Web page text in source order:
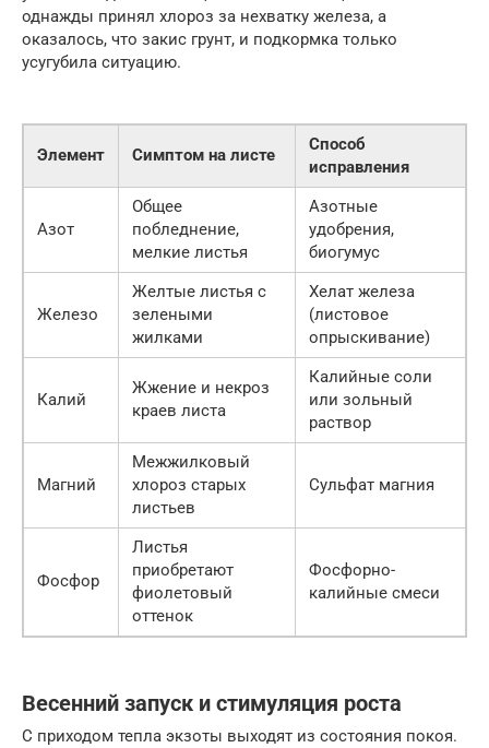
однажды принял хлороз за нехватку железа, а
оказалось, что закис грунт, и подкормка только
усугубила ситуацию.
Элемент Симптом на листе
Способ
исправления
Азот
Общее
побледнение,
мелкие листья
Азотные
удобрения,
биогумус
Железо
Желтые листья с
зелеными
жилками
Хелат железа
(листовое
опрыскивание)
Калий
Жжение и некроз
краев листа
Калийные соли
или зольный
раствор
Магний
Межжилковый
хлороз старых
листьев
Сульфат магния
Фосфор
Листья
приобретают
фиолетовый
оттенок
Фосфорно-
калийные смеси
Весенний запуск и стимуляция роста
С приходом тепла экзоты выходят из состояния покоя.